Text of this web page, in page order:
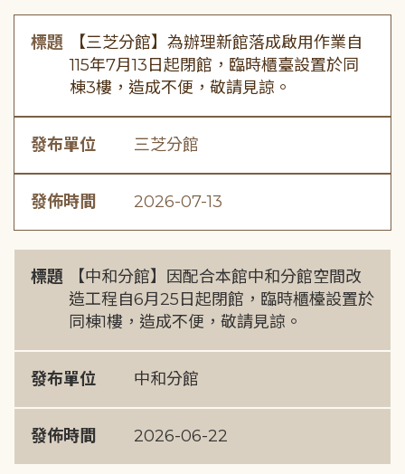
標題
【三芝分館】為辦理新館落成啟用作業自
115年7月13日起閉館，臨時櫃臺設置於同
棟3樓，造成不便，敬請見諒。
發布單位 三芝分館
發佈時間 2026-07-13
標題
【中和分館】因配合本館中和分館空間改
造工程自6月25日起閉館，臨時櫃檯設置於
同棟1樓，造成不便，敬請見諒。
發布單位 中和分館
發佈時間 2026-06-22